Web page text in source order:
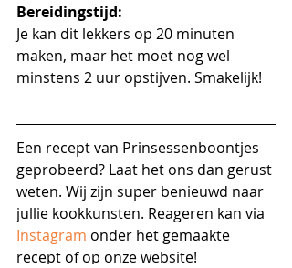
Bereidingstijd:
Je kan dit lekkers op 20 minuten
maken, maar het moet nog wel
minstens 2 uur opstijven. Smakelijk!
Een recept van Prinsessenboontjes
geprobeerd? Laat het ons dan gerust
weten. Wij zijn super benieuwd naar
jullie kookkunsten. Reageren kan via
Instagram onder het gemaakte
recept of op onze website!